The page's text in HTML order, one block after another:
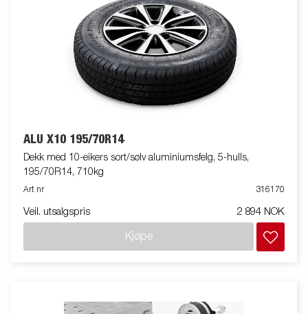
ALU X10 195/70R14
Dekk med 10-eikers sort/sølv aluminiumsfelg, 5-hulls,
195/70R14, 710kg
Art nr 316170
Veil. utsalgspris 2 894 NOK
Kjøpe